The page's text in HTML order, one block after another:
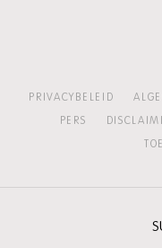
PRIVACYBELEID
PERS